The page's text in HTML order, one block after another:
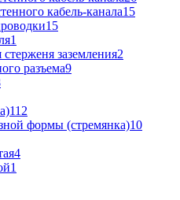
кабель-канала15
15
1
заземления2
разъема9
112
формы (стремянка)10
4
1